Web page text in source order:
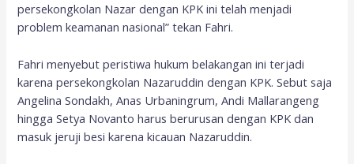
persekongkolan Nazar dengan KPK ini telah menjadi
problem keamanan nasional” tekan Fahri.
Fahri menyebut peristiwa hukum belakangan ini terjadi
karena persekongkolan Nazaruddin dengan KPK. Sebut saja
Angelina Sondakh, Anas Urbaningrum, Andi Mallarangeng
hingga Setya Novanto harus berurusan dengan KPK dan
masuk jeruji besi karena kicauan Nazaruddin.